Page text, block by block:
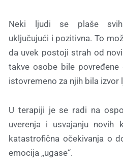
Neki ljudi se plaše svih
uključujući i pozitivna. To
da uvek postoji strah od
takve osobe bile
istovremeno za njih bila izvor
U terapiji je se radi na
uverenja i usvajanju
katastrofična očekivanja o
emocija ,,ugase“.